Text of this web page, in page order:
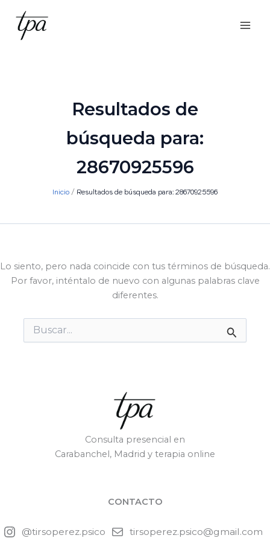
contenido
Resultados de
búsqueda para:
28670925596
Inicio Resultados de búsqueda para: 28670925596
Lo siento, pero nada coincide con tus términos de búsqueda.
Por favor, inténtalo de nuevo con algunas palabras clave
diferentes.
Buscar
por:
Consulta presencial en
Carabanchel, Madrid y terapia online
CONTACTO
@tirsoperez.psico tirsoperez.psico@gmail.com